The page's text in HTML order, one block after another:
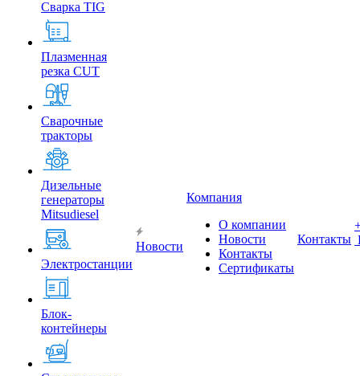
Сварка TIG
Плазменная
резка CUT
Сварочные
тракторы
Дизельные
генераторы
Mitsudiesel
Электростанции
Блок-
контейнеры
Новости
Компания
О компании
Новости
Контакты
Сертификаты
Контакты